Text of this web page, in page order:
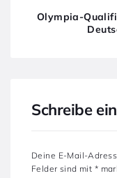
Olympia-
Schreibe
Deine E-Mail-
Felder sind mit *